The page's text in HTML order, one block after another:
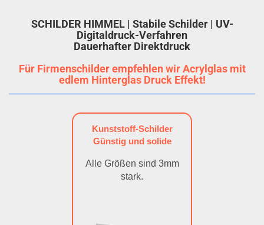
SCHILDER HIMMEL | Stabile Schilder | UV-
Digitaldruck-Verfahren
Dauerhafter Direktdruck
Für Firmenschilder empfehlen wir Acrylglas mit
edlem Hinterglas Druck Effekt!
Kunststoff-Schilder
Günstig und solide
Alle Größen sind 3mm
stark.